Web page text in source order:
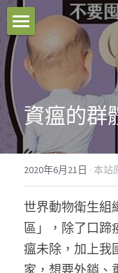
本站原創
好文推薦
影音分享
關於我們
臉書粉專
聯絡我們
Facebook
資瘟的群
2020年6月21日 · 本站
世界動物衛生組
區」，除了口蹄
瘟未除，加上我